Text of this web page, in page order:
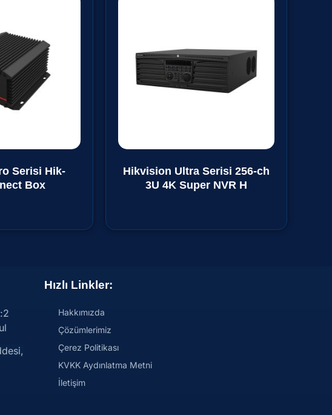
Serisi Hik-
Box
Hikvision Ultra Serisi 256-ch
3U 4K Super NVR H
Hızlı Linkler:
Hakkımızda
Çözümlerimiz
Çerez Politikası
KVKK Aydınlatma Metni
İletişim